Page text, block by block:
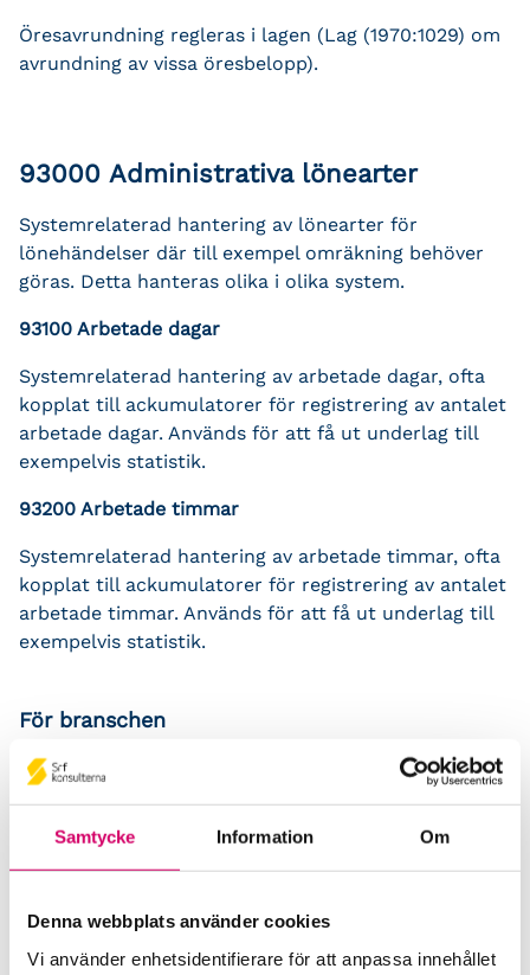
Samtycke Information Om
Denna webbplats använder cookies
Vi använder enhetsidentifierare för att anpassa innehållet
Öresavrundning regleras i lagen (Lag (1970:1029) om
avrundning av vissa öresbelopp).
93000 Administrativa lönearter
Systemrelaterad hantering av lönearter för
lönehändelser där till exempel omräkning behöver
göras. Detta hanteras olika i olika system.
93100 Arbetade dagar
Systemrelaterad hantering av arbetade dagar, ofta
kopplat till ackumulatorer för registrering av antalet
arbetade dagar. Används för att få ut underlag till
exempelvis statistik.
93200 Arbetade timmar
Systemrelaterad hantering av arbetade timmar, ofta
kopplat till ackumulatorer för registrering av antalet
arbetade timmar. Används för att få ut underlag till
exempelvis statistik.
För branschen
Branschstandards
Branschstöd